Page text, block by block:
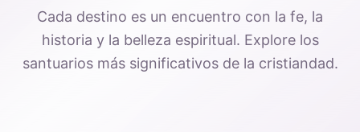
Cada destino es un encuentro con la fe, la
historia y la belleza espiritual. Explore los
santuarios más significativos de la cristiandad.